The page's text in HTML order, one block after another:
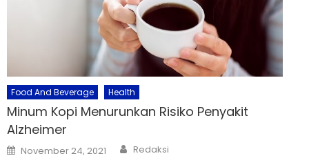
Food And Beverage Health
Minum Kopi Menurunkan Risiko Penyakit
Alzheimer
Posted
November 24, 2021 Author
Redaksi